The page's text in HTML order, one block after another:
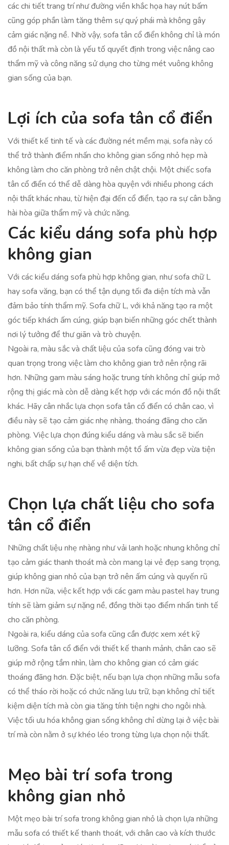
các chi tiết trang trí như đường viền khắc họa hay nút bấm
cũng góp phần làm tăng thêm sự quý phái mà không gây
cảm giác nặng nề. Nhờ vậy, sofa tân cổ điển không chỉ là món
đồ nội thất mà còn là yếu tố quyết định trong việc nâng cao
thẩm mỹ và công năng sử dụng cho từng mét vuông không
gian sống của bạn.
Lợi ích của sofa tân cổ điển
Với thiết kế tinh tế và các đường nét mềm mại, sofa này có
thể trở thành điểm nhấn cho không gian sống nhỏ hẹp mà
không làm cho căn phòng trở nên chật chội. Một chiếc sofa
tân cổ điển có thể dễ dàng hòa quyện với nhiều phong cách
nội thất khác nhau, từ hiện đại đến cổ điển, tạo ra sự cân bằng
hài hòa giữa thẩm mỹ và chức năng.
Các kiểu dáng sofa phù hợp
không gian
Với các kiểu dáng sofa phù hợp không gian, như sofa chữ L
hay sofa văng, bạn có thể tận dụng tối đa diện tích mà vẫn
đảm bảo tính thẩm mỹ. Sofa chữ L, với khả năng tạo ra một
góc tiếp khách ấm cúng, giúp bạn biến những góc chết thành
nơi lý tưởng để thư giãn và trò chuyện.
Ngoài ra, màu sắc và chất liệu của sofa cũng đóng vai trò
quan trọng trong việc làm cho không gian trở nên rộng rãi
hơn. Những gam màu sáng hoặc trung tính không chỉ giúp mở
rộng thị giác mà còn dễ dàng kết hợp với các món đồ nội thất
khác. Hãy cân nhắc lựa chọn sofa tân cổ điển có chân cao, vì
điều này sẽ tạo cảm giác nhẹ nhàng, thoáng đãng cho căn
phòng. Việc lựa chọn đúng kiểu dáng và màu sắc sẽ biến
không gian sống của bạn thành một tổ ấm vừa đẹp vừa tiện
nghi, bất chấp sự hạn chế về diện tích.
Chọn lựa chất liệu cho sofa
tân cổ điển
Những chất liệu nhẹ nhàng như vải lanh hoặc nhung không chỉ
tạo cảm giác thanh thoát mà còn mang lại vẻ đẹp sang trọng,
giúp không gian nhỏ của bạn trở nên ấm cúng và quyến rũ
hơn. Hơn nữa, việc kết hợp với các gam màu pastel hay trung
tính sẽ làm giảm sự nặng nề, đồng thời tạo điểm nhấn tinh tế
cho căn phòng.
Ngoài ra, kiểu dáng của sofa cũng cần được xem xét kỹ
lưỡng. Sofa tân cổ điển với thiết kế thanh mảnh, chân cao sẽ
giúp mở rộng tầm nhìn, làm cho không gian có cảm giác
thoáng đãng hơn. Đặc biệt, nếu bạn lựa chọn những mẫu sofa
có thể tháo rời hoặc có chức năng lưu trữ, bạn không chỉ tiết
kiệm diện tích mà còn gia tăng tính tiện nghi cho ngôi nhà.
Việc tối ưu hóa không gian sống không chỉ dừng lại ở việc bài
trí mà còn nằm ở sự khéo léo trong từng lựa chọn nội thất.
Mẹo bài trí sofa trong
không gian nhỏ
Một mẹo bài trí sofa trong không gian nhỏ là chọn lựa những
mẫu sofa có thiết kế thanh thoát, với chân cao và kích thước